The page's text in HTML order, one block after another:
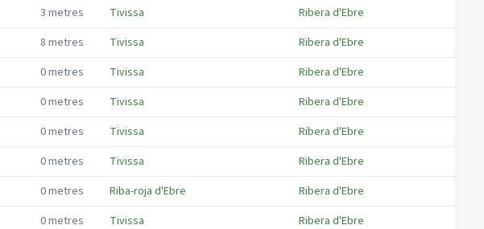
3 metres Tivissa
Ribera d'Ebre
8 metres Tivissa
Ribera d'Ebre
0metres Tivissa
Ribera d'Ebre
0metres Tivissa
Ribera d'Ebre
0metres Tivissa
Ribera d'Ebre
0metres Tivissa
Ribera d'Ebre
0metres Riba-roja d'Ebre
Ribera d'Ebre
0metres Tivissa
Ribera d'Ebre